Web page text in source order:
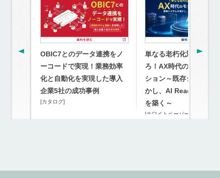
OBIC7とのデータ連携をノ
ーコードで実現！業務効率
化と自動化を実現した導入
企業5社の成功事例
[カタログ]
単なる老朽化対策を超
ろ！AX時代のモダナイ
ション～既存システム
かし、AI Readyな連携
を築く～
[ホワイトペーパー]